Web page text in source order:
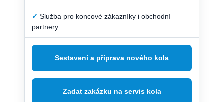
✓ Služba pro koncové zákazníky i obchodní
partnery.
Sestavení a příprava nového kola
Zadat zakázku na servis kola